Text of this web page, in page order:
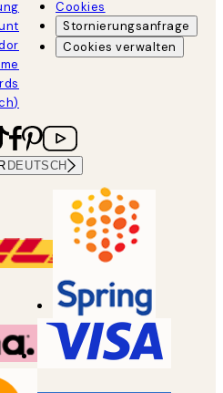
Cookies
Stornierungsanfrage
Cookies verwalten
DEUTSCH